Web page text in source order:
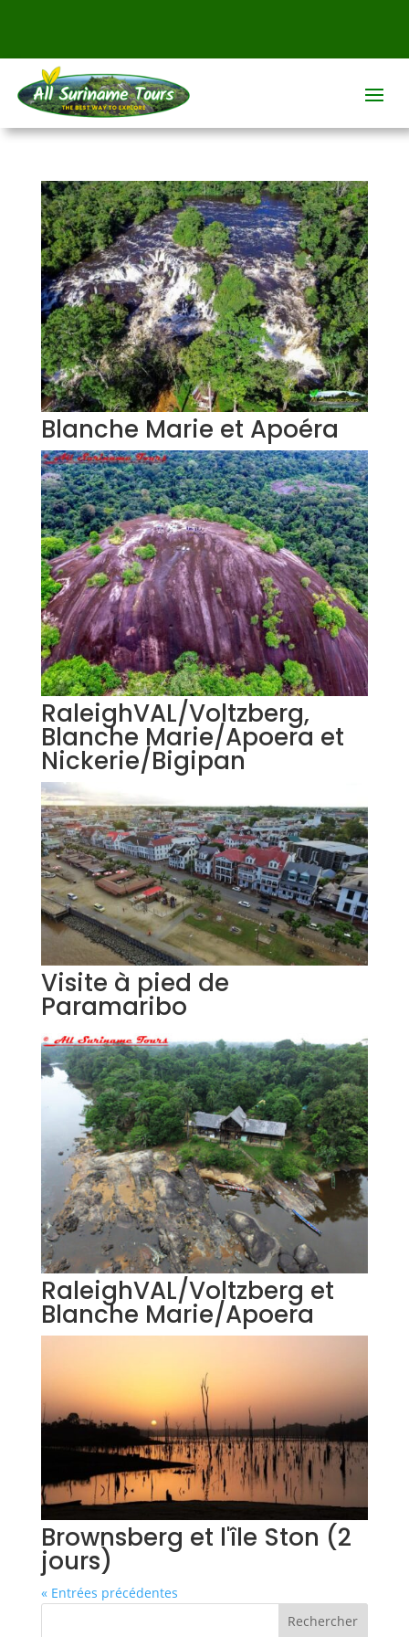
Blanche Marie et Apoéra
RaleighVAL/Voltzberg,
Blanche Marie/Apoera et
Nickerie/Bigipan
Visite à pied de
Paramaribo
RaleighVAL/Voltzberg et
Blanche Marie/Apoera
Brownsberg et l'île Ston (2
jours)
« Entrées précédentes
Rechercher